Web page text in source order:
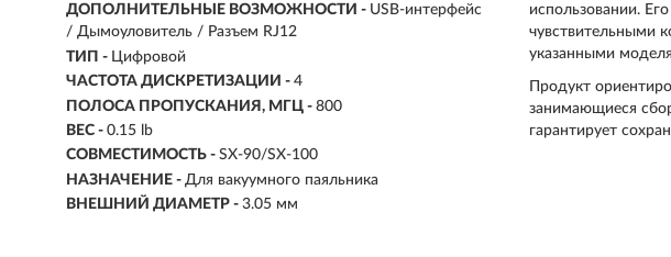
ДОПОЛНИТЕЛЬНЫЕ ВОЗМОЖНОСТИ - USB-интерфейс
/ Дымоуловитель / Разъем RJ12
ТИП - Цифровой
ЧАСТОТА ДИСКРЕТИЗАЦИИ - 4
ПОЛОСА ПРОПУСКАНИЯ, МГЦ - 800
ВЕС - 0.15 lb
СОВМЕСТИМОСТЬ - SX-90/SX-100
НАЗНАЧЕНИЕ - Для вакуумного паяльника
ВНЕШНИЙ ДИАМЕТР - 3.05 мм
использовании.
чувствительными
указанными
Продукт
занимающиеся
гарантирует